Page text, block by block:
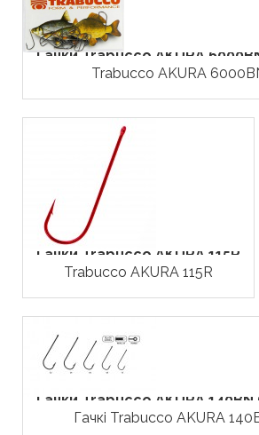
Гачки Trabucco AKURA
Trabucco AKURA
Гачки Trabucco AKURA 115R
Trabucco AKURA 115R
Гачки Trabucco AKURA 140BN
Гачкі Trabucco AKURA